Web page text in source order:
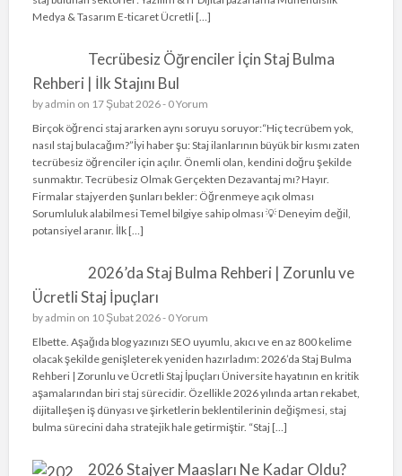
Medya & Tasarım E-ticaret Ücretli […]
Tecrübesiz Öğrenciler İçin Staj Bulma
Rehberi | İlk Stajını Bul
byadmin on 17 Şubat 2026 - 0 Yorum
Birçok öğrenci staj ararken aynı soruyu soruyor:“Hiç tecrübem yok,
nasıl staj bulacağım?”İyi haber şu: Staj ilanlarının büyük bir kısmı zaten
tecrübesiz öğrenciler için açılır. Önemli olan, kendini doğru şekilde
sunmaktır. Tecrübesiz Olmak Gerçekten Dezavantaj mı? Hayır.
Firmalar stajyerden şunları bekler: Öğrenmeye açık olması
Sorumluluk alabilmesi Temel bilgiye sahip olması 💡 Deneyim değil,
potansiyel aranır. İlk […]
2026’da Staj Bulma Rehberi | Zorunlu ve
Ücretli Staj İpuçları
byadmin on 10 Şubat 2026 - 0 Yorum
Elbette. Aşağıda blog yazınızı SEO uyumlu, akıcı ve en az 800 kelime
olacak şekilde genişleterek yeniden hazırladım: 2026’da Staj Bulma
Rehberi | Zorunlu ve Ücretli Staj İpuçları Üniversite hayatının en kritik
aşamalarından biri staj sürecidir. Özellikle 2026 yılında artan rekabet,
dijitalleşen iş dünyası ve şirketlerin beklentilerinin değişmesi, staj
bulma sürecini daha stratejik hale getirmiştir. “Staj […]
2026 Stajyer Maaşları Ne Kadar Oldu?